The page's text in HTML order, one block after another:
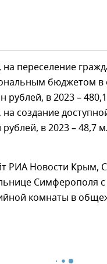
переселение
бюджетом в
рублей, в 2023 –
создание
в 2023 – 48,7
РИА Новости Крым,
Симферополя
комнаты в